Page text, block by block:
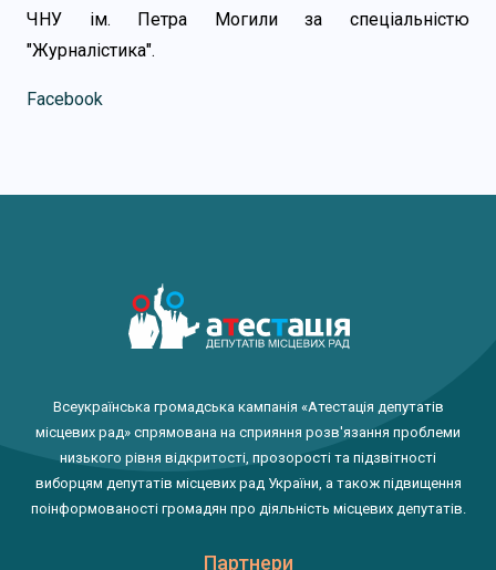
ЧНУ ім. Петра Могили за спеціальністю
"Журналістика".
Facebook
Всеукраїнська громадська кампанія «Атестація депутатів
місцевих рад» спрямована на сприяння розв'язання проблеми
низького рівня відкритості, прозорості та підзвітності
виборцям депутатів місцевих рад України, а також підвищення
поінформованості громадян про діяльність місцевих депутатів.
Партнери